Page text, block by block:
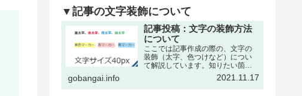
▼記事の文字装飾について
記事投稿：文字の装飾方法
について
ここでは記事作成の際の、文字の
装飾（太字、色つけなど）につい
て解説しています。知りたい箇所
を「詳細を表示」を選択して、手
順を確認して下さい。※記事の作
成・編集などの基本操作は下記の
gobangai.info 2021.11.17